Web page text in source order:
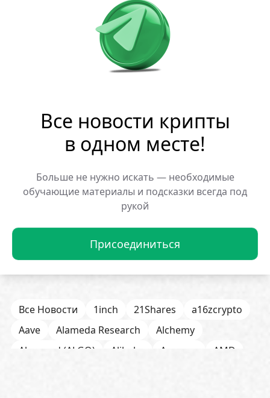
Все новости крипты
в одном месте!
Больше не нужно искать — необходимые
обучающие материалы и подсказки всегда под
рукой
Присоединиться
торговле товарными фьючерсами (CFTC),
учётная запись под именем AlphaRaccoon
принесла доход около 1,2 миллиона
долларов. Фигуранту инкриминируют
товарное мошенничество,
ОБМЕНЯТЬ
Мем-монета BP на Solana
взлетела на 608%
29.01.2026 12:50:19
Криптокит
29.01.2026 12:48:16
Все Новости 1inch 21Shares
a16zcrypto
Aave
Alameda Research
Alchemy
Algorand (ALGO)
Alibaba Amazon
AMD